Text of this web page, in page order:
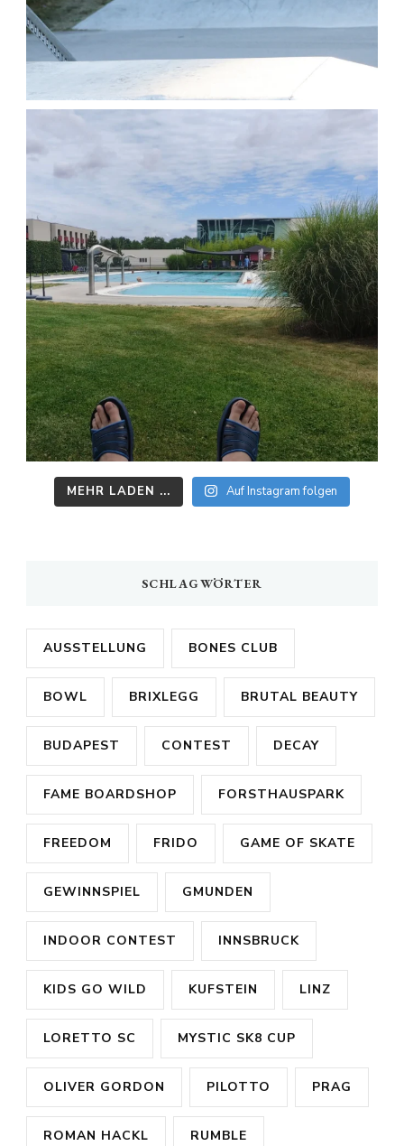
MEHR LADEN ... Auf Instagram folgen
SCHLAGWÖRTER
AUSSTELLUNG BONES CLUB
BOWL BRIXLEGG BRUTAL BEAUTY
BUDAPEST CONTEST DECAY
FAME BOARDSHOP FORSTHAUSPARK
FREEDOM FRIDO GAME OF SKATE
GEWINNSPIEL GMUNDEN
INDOOR CONTEST INNSBRUCK
KIDS GO WILD KUFSTEIN LINZ
LORETTO SC MYSTIC SK8 CUP
OLIVER GORDON PILOTTO PRAG
ROMAN HACKL RUMBLE